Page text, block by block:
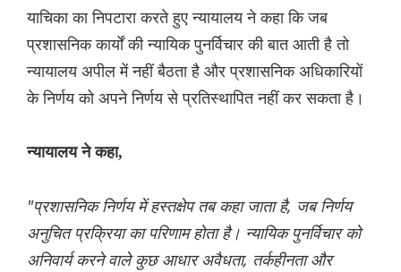
याचिका का निपटारा करते हुए न्यायालय ने कहा कि जब
प्रशासनिक कार्यों की न्यायिक पुनर्विचार की बात आती है तो
न्यायालय अपील में नहीं बैठता है और प्रशासनिक अधिकारियों
के निर्णय को अपने निर्णय से प्रतिस्थापित नहीं कर सकता है।
न्यायालय ने कहा,
"प्रशासनिक निर्णय में हस्तक्षेप तब कहा जाता है, जब निर्णय
अनुचित प्रक्रिया का परिणाम होता है। न्यायिक पुनर्विचार को
अनिवार्य करने वाले कुछ आधार अवैधता, तर्कहीनता और